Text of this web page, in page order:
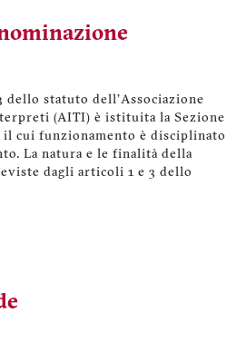
dello statuto dell'Associazione
(AITI) è istituita la Sezione
il cui funzionamento è disciplinato
La natura e le finalità della
dagli articoli 1 e 3 dello